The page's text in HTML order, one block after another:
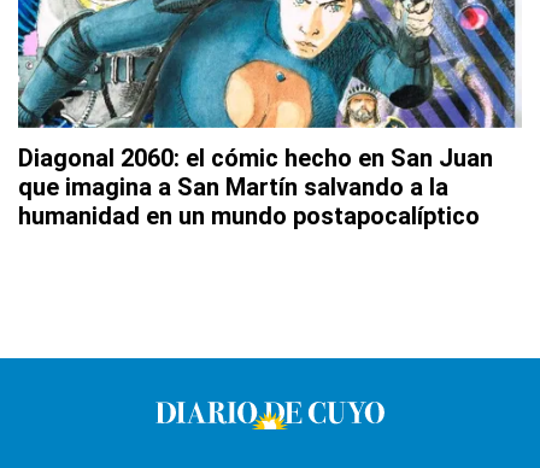
Diagonal 2060: el cómic hecho en San Juan
que imagina a San Martín salvando a la
humanidad en un mundo postapocalíptico